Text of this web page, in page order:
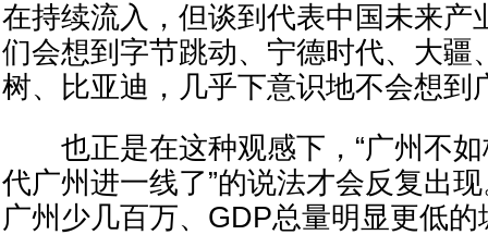
在持续流入，但谈到代表中国未来产
们会想到字节跳动、宁德时代、大疆
树、比亚迪，几乎下意识地不会想到
也正是在这种观感下，“广州不如
代广州进一线了”的说法才会反复出
广州少几百万、GDP总量明显更低